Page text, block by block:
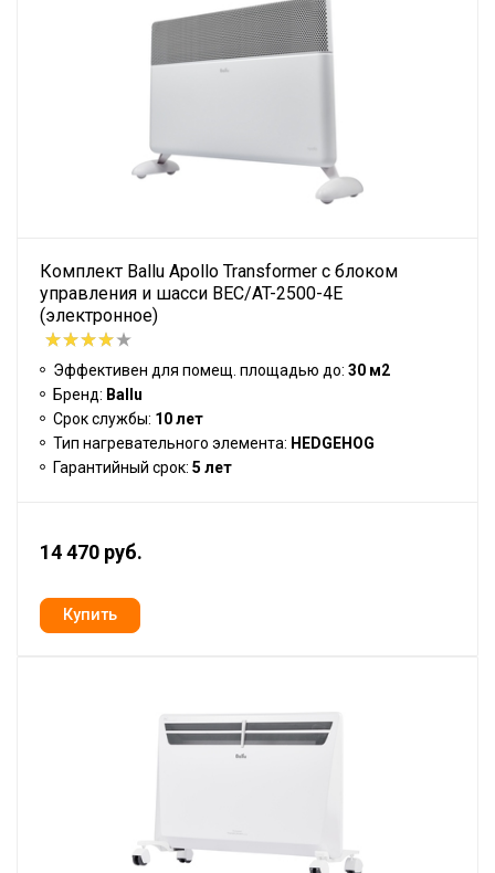
Комплект Ballu Apollo Transformer с блоком
управления и шасси BEC/AT-2500-4E
(электронное)
Эффективен для помещ. площадью до: 30 м2
Бренд: Ballu
Срок службы: 10 лет
Тип нагревательного элемента: HEDGEHOG
Гарантийный срок: 5 лет
14 470 руб.